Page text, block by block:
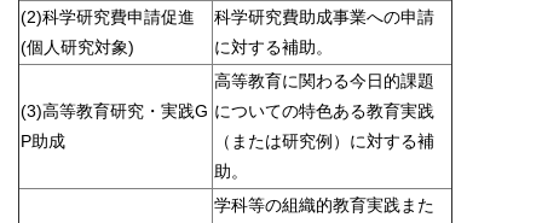
(2)科学研究費申請促進
(個人研究対象)
科学研究費助成事業への申請
に対する補助。
(3)高等教育研究・実践G
P助成
高等教育に関わる今日的課題
についての特色ある教育実践
（または研究例）に対する補
助。
学科等の組織的教育実践また